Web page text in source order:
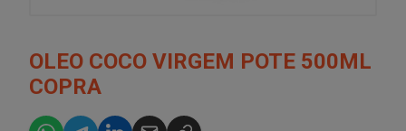
OLEO COCO VIRGEM POTE 500ML
COPRA